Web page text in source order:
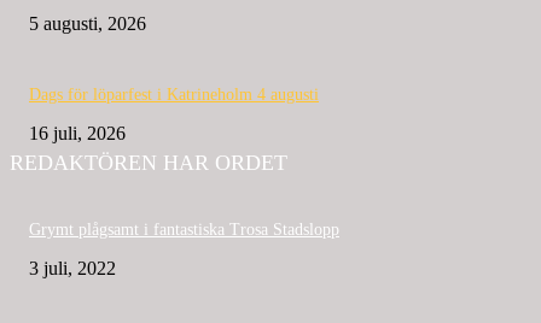
5 augusti, 2026
Dags för löparfest i Katrineholm 4 augusti
16 juli, 2026
REDAKTÖREN HAR ORDET
Grymt plågsamt i fantastiska Trosa Stadslopp
3 juli, 2022